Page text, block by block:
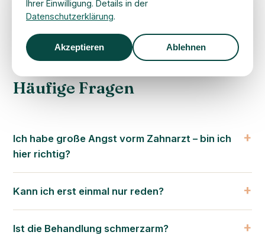
Häufige Fragen
Ich habe große Angst vorm Zahnarzt – bin ich
hier richtig?
Kann ich erst einmal nur reden?
Ist die Behandlung schmerzarm?
Ihrer Einwilligung. Details in der
Datenschutzerklärung.
Akzeptieren Ablehnen